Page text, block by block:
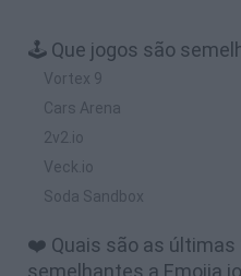
🕹️ Que jogos são
Vortex 9
Cars Arena
2v2.io
Veck.io
Soda Sandbox
❤️ Quais são as últimas
semelhantes a